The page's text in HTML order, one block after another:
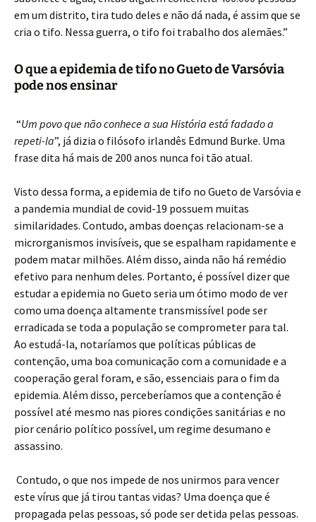
em um distrito, tira tudo deles e não dá nada, é assim que se
cria o tifo. Nessa guerra, o tifo foi trabalho dos alemães.”
O que a epidemia de tifo no Gueto de Varsóvia
pode nos ensinar
“Um povo que não conhece a sua História está fadado a
repeti-la”, já dizia o filósofo irlandês Edmund Burke. Uma
frase dita há mais de 200 anos nunca foi tão atual.
Visto dessa forma, a epidemia de tifo no Gueto de Varsóvia e
a pandemia mundial de covid-19 possuem muitas
similaridades. Contudo, ambas doenças relacionam-se a
microrganismos invisíveis, que se espalham rapidamente e
podem matar milhões. Além disso, ainda não há remédio
efetivo para nenhum deles. Portanto, é possível dizer que
estudar a epidemia no Gueto seria um ótimo modo de ver
como uma doença altamente transmissível pode ser
erradicada se toda a população se comprometer para tal.
Ao estudá-la, notaríamos que políticas públicas de
contenção, uma boa comunicação com a comunidade e a
cooperação geral foram, e são, essenciais para o fim da
epidemia. Além disso, perceberíamos que a contenção é
possível até mesmo nas piores condições sanitárias e no
pior cenário político possível, um regime desumano e
assassino.
Contudo, o que nos impede de nos unirmos para vencer
este vírus que já tirou tantas vidas? Uma doença que é
propagada pelas pessoas, só pode ser detida pelas pessoas.